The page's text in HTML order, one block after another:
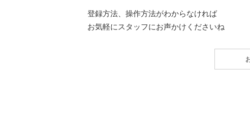
登録方法、操作方法がわからなければ
お気軽にスタッフにお声かけくださいね